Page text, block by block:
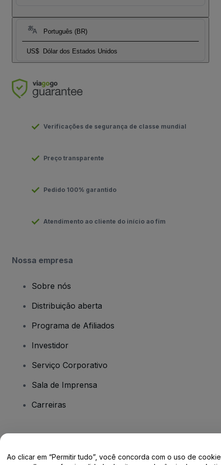
Português (BR)
US$ Dólar dos Estados Unidos
Verificações de segurança de classe mundial
Preço transparente
Pedido 100% garantido
Atendimento ao cliente do início ao fim
Nossa empresa
Sobre nós
Distribuição aberta
Programa de Afiliados
Investidor
Serviço Corporativo
Sala de Imprensa
Carreiras
Ao clicar em “Permitir tudo”, você concorda com o uso de